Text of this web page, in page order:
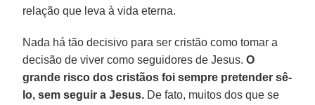
relação que leva à vida eterna.
Nada há tão decisivo para ser cristão como tomar a
decisão de viver como seguidores de Jesus.O
grande risco dos cristãos foi sempre pretender sê-
lo, sem seguir a Jesus. De fato, muitos dos que se